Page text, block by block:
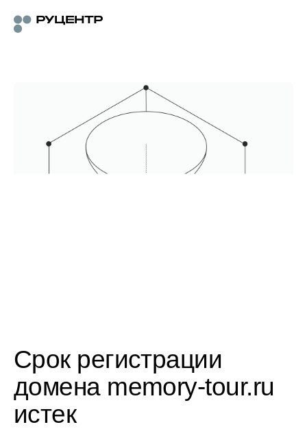
Срок регистрации
домена memory-tour.ru
истек